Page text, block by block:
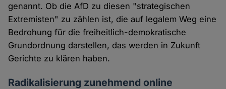
genannt. Ob die AfD zu diesen "strategischen
Extremisten" zu zählen ist, die auf legalem Weg eine
Bedrohung für die freiheitlich-demokratische
Grundordnung darstellen, das werden in Zukunft
Gerichte zu klären haben.
Radikalisierung zunehmend online